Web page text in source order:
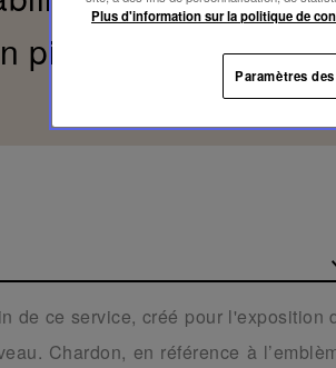
piquant.
de ce service, créé pour l'exposition
Chardon, en référence à
Plus d'information sur la politique de
Paramètres